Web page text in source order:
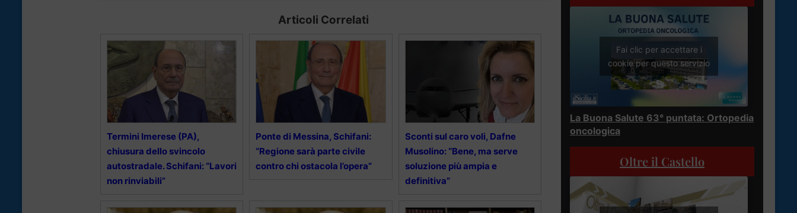
Articoli Correlati
Termini Imerese (PA),
chiusura dello svincolo
autostradale. Schifani: “Lavori
non rinviabili”
Ponte di Messina, Schifani:
“Regione sarà parte civile
contro chi ostacola l’opera”
Sconti sul caro voli, Dafne
Musolino: “Bene, ma serve
soluzione più ampia e
definitiva”
Fai clic per accettare i
cookie per questo servizio
La Buona Salute 63° puntata: Ortopedia
oncologica
Oltre il Castello